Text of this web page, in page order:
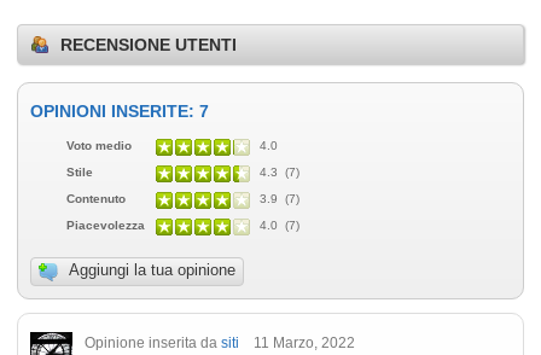
RECENSIONE UTENTI
OPINIONI INSERITE: 7
Voto medio
4.0
Stile
4.3 (7)
Contenuto
3.9 (7)
Piacevolezza
4.0 (7)
Aggiungi la tua opinione
Opinione inserita da siti 11 Marzo, 2022